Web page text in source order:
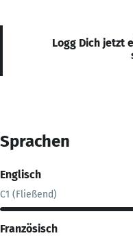
Logg Dich jetzt
Sprachen
Englisch
C1 (Fließend)
Französisch